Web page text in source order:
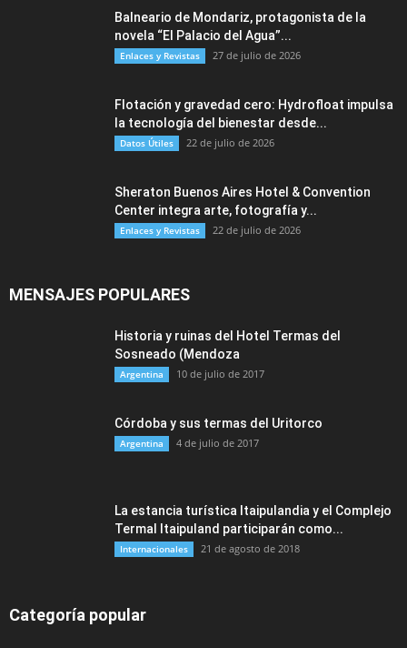
Balneario de Mondariz, protagonista de la
novela “El Palacio del Agua”...
Enlaces y Revistas 27 de julio de 2026
Flotación y gravedad cero: Hydrofloat impulsa
la tecnología del bienestar desde...
Datos Útiles 22 de julio de 2026
Sheraton Buenos Aires Hotel & Convention
Center integra arte, fotografía y...
Enlaces y Revistas 22 de julio de 2026
MENSAJES POPULARES
Historia y ruinas del Hotel Termas del
Sosneado (Mendoza
Argentina 10 de julio de 2017
Córdoba y sus termas del Uritorco
Argentina 4 de julio de 2017
La estancia turística Itaipulandia y el Complejo
Termal Itaipuland participarán como...
Internacionales 21 de agosto de 2018
Categoría popular